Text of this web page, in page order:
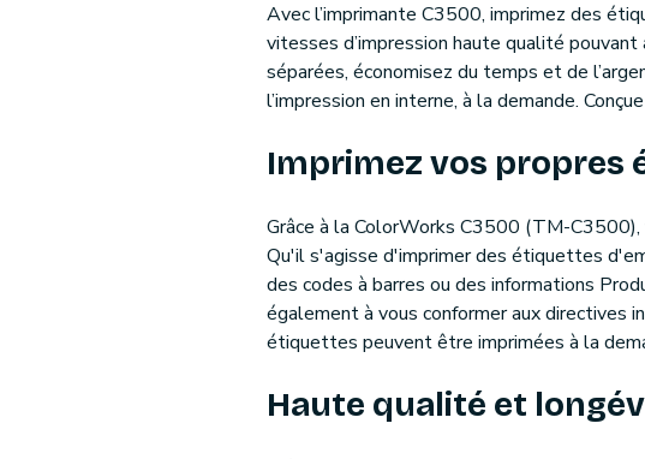
Avec l’imprimante C3500, imprimez des
vitesses d’impression haute qualité
séparées, économisez du temps et de
l’impression en interne, à la demande.
Imprimez vos propres
Grâce à la ColorWorks C3500 (TM-
Qu'il s'agisse d'imprimer des étiquettes
des codes à barres ou des informations
également à vous conformer aux directives
étiquettes peuvent être imprimées à la
Haute qualité et